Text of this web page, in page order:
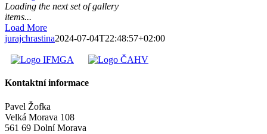
Loading the next set of gallery
items...
Load More
jurajchrastina2024-07-04T22:48:57+02:00
Kontaktní informace
Pavel Žofka
Velká Morava 108
561 69 Dolní Morava